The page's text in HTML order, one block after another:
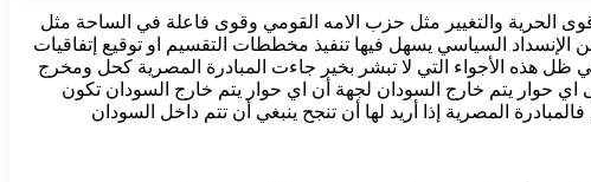
الحرية والتغيير مثل حزب الامه القومي وقوى فاعلة في الساحة مثل
السياسي يسهل فيها تنفيذ مخططات التقسيم او توقيع إتفاقيات
هذه الأجواء التي لا تبشر بخير جاءت المبادرة المصرية كحل ومخرج
اي حوار يتم خارج السودان لجهة أن اي حوار يتم خارج السودان تكون
المصرية إذا أريد لها أن تنجح ينبغي أن تتم داخل السودان